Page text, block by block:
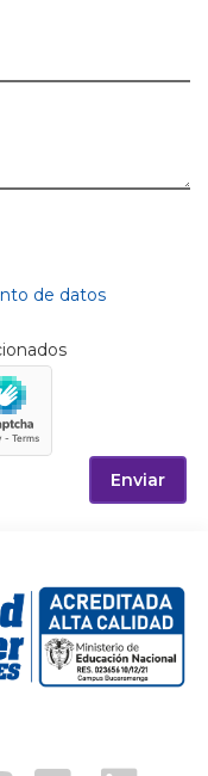
de datos
Enviar